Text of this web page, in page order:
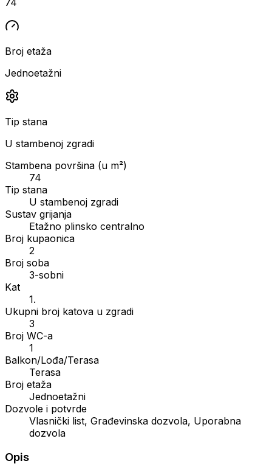
Broj etaža
Jednoetažni
Tip stana
U stambenoj zgradi
Stambena površina (u m²)
74
Tip stana
U stambenoj zgradi
Sustav grijanja
Etažno plinsko centralno
Broj kupaonica
2
Broj soba
3-sobni
Kat
1.
Ukupni broj katova u zgradi
3
Broj WC-a
1
Balkon/Lođa/Terasa
Terasa
Broj etaža
Jednoetažni
Dozvole i potvrde
Vlasnički list, Građevinska dozvola, Uporabna
dozvola
Opis